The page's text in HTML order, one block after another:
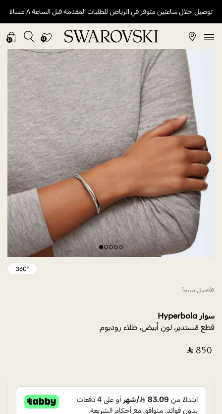
توصيل خلال ساعتين متوفر في الرياض للطلبات المقدمة قبل الساعة ٨ مساءً
0
0
الأفضل مبيعاً
سوار Hyperbola
قطع مُستدير، لون أبيض، طلاء روديوم
‎ ⃁ ⁦850⁩ ‎